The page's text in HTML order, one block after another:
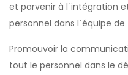
et parvenir à l´intégration
personnel dans l´équipe
Promouvoir la
tout le personnel dans le